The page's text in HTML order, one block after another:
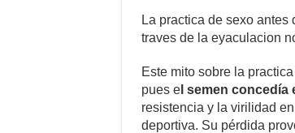
La practica de sexo
traves de la eyaculacion
Este mito sobre la
pues el semen concedía
resistencia y la virilidad
deportiva. Su pérdida